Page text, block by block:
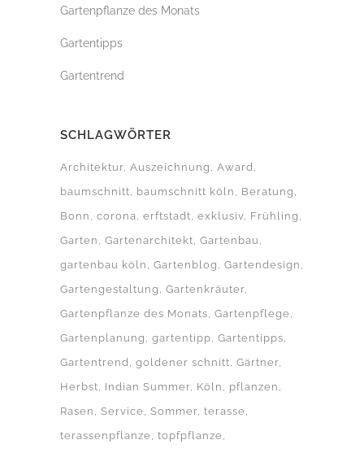
Gartenpflanze des Monats
Gartentipps
Gartentrend
SCHLAGWÖRTER
Architektur Auszeichnung
Award
baumschnitt
baumschnitt köln
Beratung
Bonn
corona erftstadt exklusiv Frühling
Garten
Gartenarchitekt Gartenbau
gartenbau köln
Gartenblog
Gartendesign
Gartengestaltung
Gartenkräuter
Gartenpflanze des Monats Gartenpflege
Gartenplanung
gartentipp Gartentipps
Gartentrend goldener schnitt Gärtner
Herbst
Indian Summer Köln
pflanzen
Rasen
Service Sommer terasse
terassenpflanze topfpflanze